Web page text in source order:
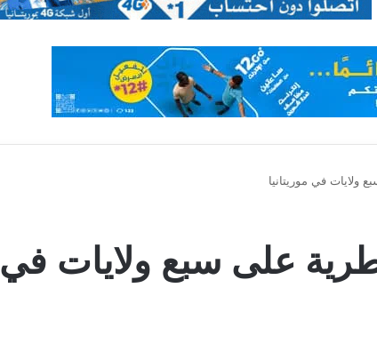
في موريتانيا
على سبع ولايات في